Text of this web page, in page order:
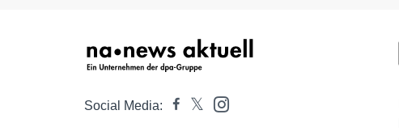
Social Media: